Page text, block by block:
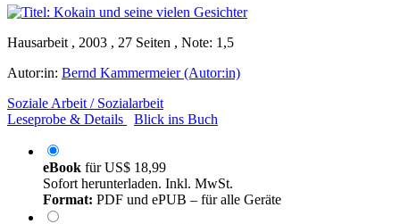
Hausarbeit , 2003 , 27 Seiten , Note: 1,5
Autor:in: Bernd Kammermeier (Autor:in)
Soziale Arbeit / Sozialarbeit
Leseprobe & Details
Blick ins Buch
eBook fürUS$ 18,99
Sofort herunterladen. Inkl. MwSt.
Format: PDF und ePUB – für alle Geräte